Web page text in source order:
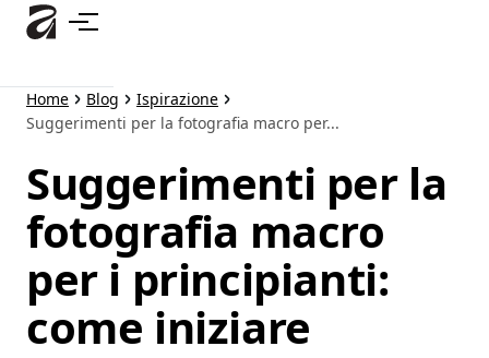
Passa
principale
Home Blog
Ispirazione
Suggerimenti per la fotografia macro per...
Suggerimenti per la
fotografia macro
per i principianti:
come iniziare